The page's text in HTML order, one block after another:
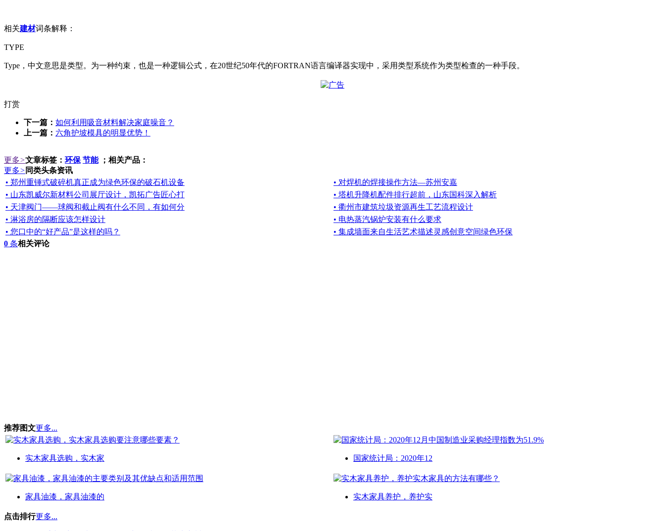
相关建材词条解释：
TYPE
Type，中文意思是类型。为一种约束，也是一种逻辑公式，在20世纪50年代的FORTRAN语言编译器实现中，采用类型系统作为类型检查的一种手段。
打赏
下一篇： 如何利用吸音材料解决家庭噪音？
上一篇： 六角护坡模具的明显优势！
更多>文章标签： 环保 节能；相关产品：
更多> 同类头条资讯
• 郑州重锤式破碎机真正成为绿色环保的破石机设备
• 对焊机的焊接操作方法—苏州安嘉
• 山东凯威尔新材料公司展厅设计，凯拓广告匠心打
• 塔机升降机配件排行超前，山东国科深入解析
• 天津阀门——球阀和截止阀有什么不同，有如何分
• 衢州市建筑垃圾资源再生工艺流程设计
• 淋浴房的隔断应该怎样设计
• 电热蒸汽锅炉安装有什么要求
• 您口中的“好产品”是这样的吗？
• 集成墙面来自生活艺术描述灵感创意空间绿色环保
0 条相关评论
推荐图文更多...
实木家具选购，实木家 国家统计局：2020年12
家具油漆，家具油漆的 实木家具养护，养护实
点击排行更多...